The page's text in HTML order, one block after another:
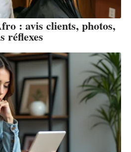
: avis clients, photos,
réflexes